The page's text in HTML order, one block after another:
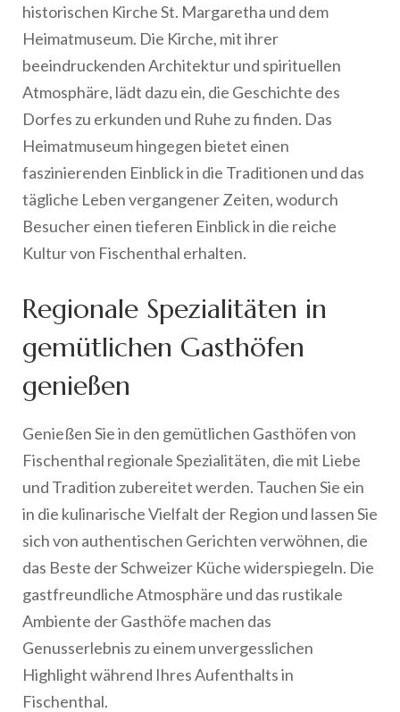
historischen Kirche St. Margaretha und dem
Heimatmuseum. Die Kirche, mit ihrer
beeindruckenden Architektur und spirituellen
Atmosphäre, lädt dazu ein, die Geschichte des
Dorfes zu erkunden und Ruhe zu finden. Das
Heimatmuseum hingegen bietet einen
faszinierenden Einblick in die Traditionen und das
tägliche Leben vergangener Zeiten, wodurch
Besucher einen tieferen Einblick in die reiche
Kultur von Fischenthal erhalten.
Regionale Spezialitäten in
gemütlichen Gasthöfen
genießen
Genießen Sie in den gemütlichen Gasthöfen von
Fischenthal regionale Spezialitäten, die mit Liebe
und Tradition zubereitet werden. Tauchen Sie ein
in die kulinarische Vielfalt der Region und lassen Sie
sich von authentischen Gerichten verwöhnen, die
das Beste der Schweizer Küche widerspiegeln. Die
gastfreundliche Atmosphäre und das rustikale
Ambiente der Gasthöfe machen das
Genusserlebnis zu einem unvergesslichen
Highlight während Ihres Aufenthalts in
Fischenthal.